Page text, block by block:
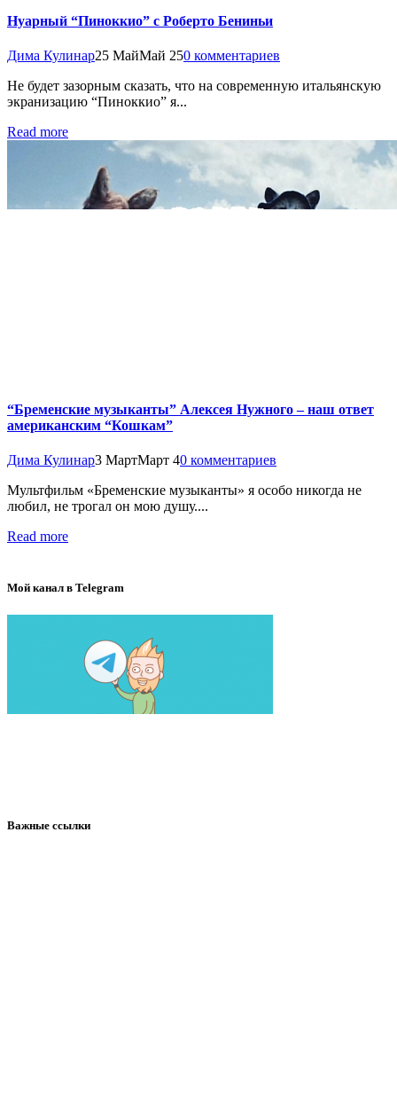
Нуарный “Пиноккио” с Роберто Бениньи
Дима Кулинар25 МайМай 250 комментариев
Не будет зазорным сказать, что на современную итальянскую
экранизацию “Пиноккио” я...
Read more
“Бременские музыканты” Алексея Нужного – наш ответ
американским “Кошкам”
Дима Кулинар3 МартМарт 40 комментариев
Мультфильм «Бременские музыканты» я особо никогда не
любил, не трогал он мою душу....
Read more
Мой канал в Telegram
Важные ссылки